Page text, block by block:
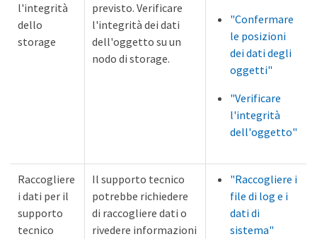
l'integrità
dello
storage
previsto. Verificare
l'integrità dei dati
dell'oggetto su un
nodo di storage.
"Confermare
le posizioni
dei dati degli
oggetti"
"Verificare
l'integrità
dell'oggetto"
Raccogliere
i dati per il
supporto
tecnico
Il supporto tecnico
potrebbe richiedere
di raccogliere dati o
rivedere informazioni
"Raccogliere i
file di log e i
dati di
sistema"